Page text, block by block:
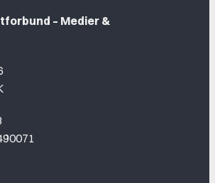
– Medier &